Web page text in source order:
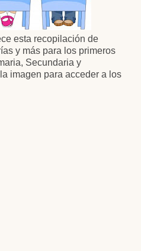
esta recopilación de
y más para los primeros
Secundaria y
imagen para acceder a los